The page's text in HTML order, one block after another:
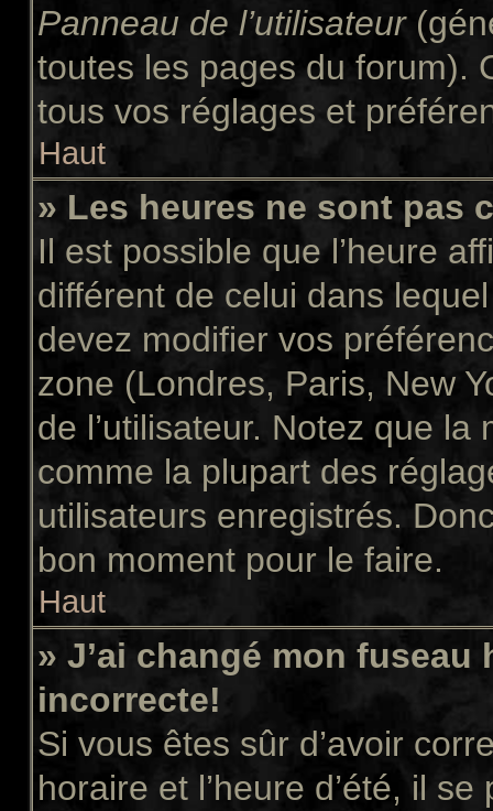
Panneau de l’utilisateur
toutes les pages du forum).
tous vos réglages et
Haut
» Les heures ne sont pas
Il est possible que l’heure
différent de celui dans
devez modifier vos
zone (Londres, Paris, New
de l’utilisateur. Notez que
comme la plupart des
utilisateurs enregistrés.
bon moment pour le faire.
Haut
» J’ai changé mon fuseau
incorrecte!
Si vous êtes sûr d’avoir
horaire et l’heure d’été, il